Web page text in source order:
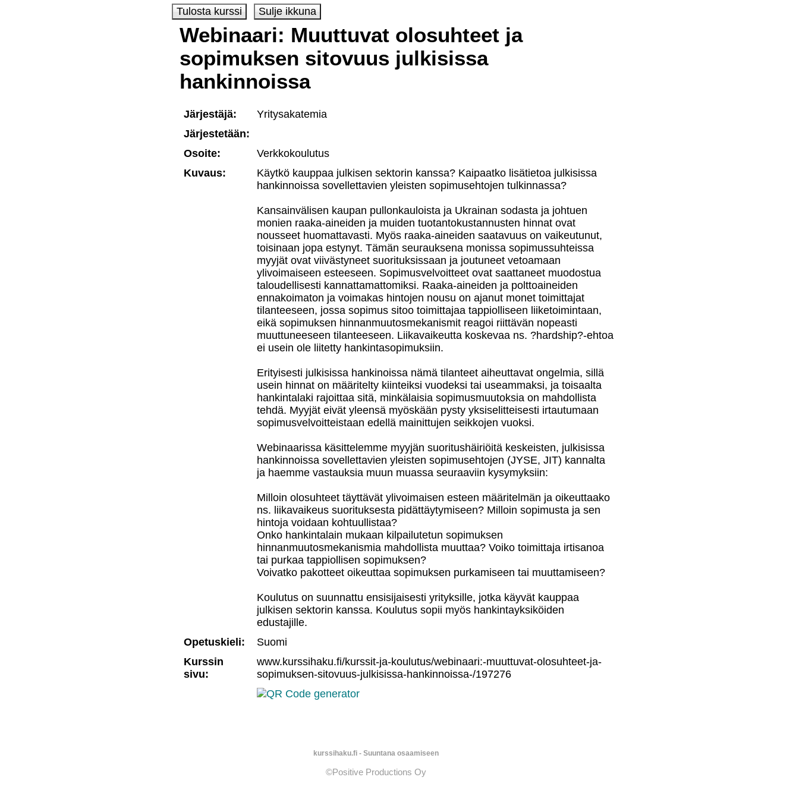
Webinaari: Muuttuvat olosuhteet ja
sopimuksen sitovuus julkisissa
hankinnoissa
Järjestäjä:
Yritysakatemia
Järjestetään:
Osoite:
Verkkokoulutus
Kuvaus:
Käytkö kauppaa julkisen sektorin kanssa? Kaipaatko lisätietoa julkisissa
hankinnoissa sovellettavien yleisten sopimusehtojen tulkinnassa?
Kansainvälisen kaupan pullonkauloista ja Ukrainan sodasta ja johtuen
monien raaka-aineiden ja muiden tuotantokustannusten hinnat ovat
nousseet huomattavasti. Myös raaka-aineiden saatavuus on vaikeutunut,
toisinaan jopa estynyt. Tämän seurauksena monissa sopimussuhteissa
myyjät ovat viivästyneet suorituksissaan ja joutuneet vetoamaan
ylivoimaiseen esteeseen. Sopimusvelvoitteet ovat saattaneet muodostua
taloudellisesti kannattamattomiksi. Raaka-aineiden ja polttoaineiden
ennakoimaton ja voimakas hintojen nousu on ajanut monet toimittajat
tilanteeseen, jossa sopimus sitoo toimittajaa tappiolliseen liiketoimintaan,
eikä sopimuksen hinnanmuutosmekanismit reagoi riittävän nopeasti
muuttuneeseen tilanteeseen. Liikavaikeutta koskevaa ns. ?hardship?-ehtoa
ei usein ole liitetty hankintasopimuksiin.
Erityisesti julkisissa hankinoissa nämä tilanteet aiheuttavat ongelmia, sillä
usein hinnat on määritelty kiinteiksi vuodeksi tai useammaksi, ja toisaalta
hankintalaki rajoittaa sitä, minkälaisia sopimusmuutoksia on mahdollista
tehdä. Myyjät eivät yleensä myöskään pysty yksiselitteisesti irtautumaan
sopimusvelvoitteistaan edellä mainittujen seikkojen vuoksi.
Webinaarissa käsittelemme myyjän suoritushäiriöitä keskeisten, julkisissa
hankinnoissa sovellettavien yleisten sopimusehtojen (JYSE, JIT) kannalta
ja haemme vastauksia muun muassa seuraaviin kysymyksiin:
Milloin olosuhteet täyttävät ylivoimaisen esteen määritelmän ja oikeuttaako
ns. liikavaikeus suorituksesta pidättäytymiseen? Milloin sopimusta ja sen
hintoja voidaan kohtuullistaa?
Onko hankintalain mukaan kilpailutetun sopimuksen
hinnanmuutosmekanismia mahdollista muuttaa? Voiko toimittaja irtisanoa
tai purkaa tappiollisen sopimuksen?
Voivatko pakotteet oikeuttaa sopimuksen purkamiseen tai muuttamiseen?
Koulutus on suunnattu ensisijaisesti yrityksille, jotka käyvät kauppaa
julkisen sektorin kanssa. Koulutus sopii myös hankintayksiköiden
edustajille.
Opetuskieli:
Suomi
Kurssin
sivu:
www.kurssihaku.fi/kurssit-ja-koulutus/webinaari:-muuttuvat-olosuhteet-ja-
sopimuksen-sitovuus-julkisissa-hankinnoissa-/197276
kurssihaku.fi - Suuntana osaamiseen
©Positive Productions Oy